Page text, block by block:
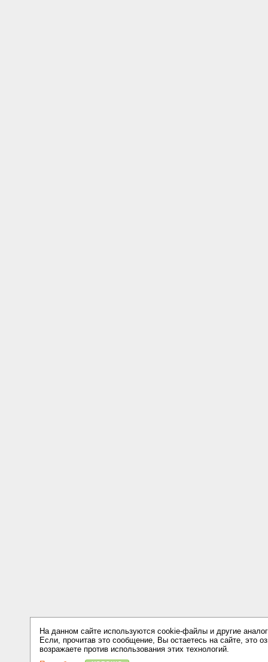
На данном сайте используются cookie-файлы и другие
Если, прочитав это сообщение, Вы остаетесь на сайте, это
возражаете против использования этих технологий.